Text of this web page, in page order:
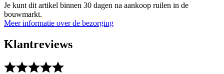
Je kunt dit artikel binnen 30 dagen na aankoop ruilen in de
bouwmarkt.
Meer informatie over de bezorging
Klantreviews